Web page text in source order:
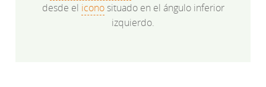
desde el iconosituado en el ángulo inferior
izquierdo.